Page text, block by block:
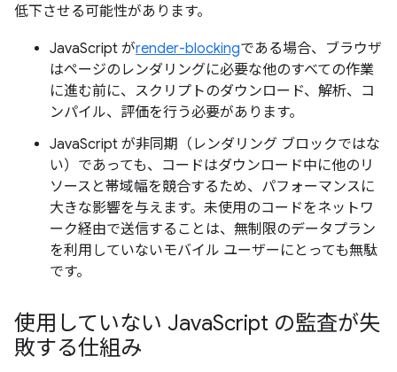
低下させる可能性があります。
JavaScript がrender-blockingである場合、ブラウザ
はページのレンダリングに必要な他のすべての作業
に進む前に、スクリプトのダウンロード、解析、コ
ンパイル、評価を行う必要があります。
JavaScript が非同期（レンダリング ブロックではな
い）であっても、コードはダウンロード中に他のリ
ソースと帯域幅を競合するため、パフォーマンスに
大きな影響を与えます。未使用のコードをネットワ
ーク経由で送信することは、無制限のデータプラン
を利用していないモバイル ユーザーにとっても無駄
です。
使用していない JavaScript の監査が失
敗する仕組み